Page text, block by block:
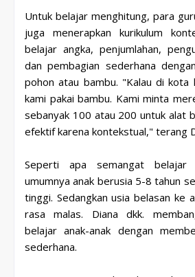
Untuk belajar menghitung, para
juga menerapkan kurikulum
belajar angka, penjumlahan,
dan pembagian sederhana
pohon atau bambu. "Kalau di kota
kami pakai bambu. Kami minta
sebanyak 100 atau 200 untuk alat
efektif karena kontekstual," terang
Seperti apa semangat belajar
umumnya anak berusia 5-8 tahun
tinggi. Sedangkan usia belasan ke
rasa malas. Diana dkk.
belajar anak-anak dengan
sederhana.